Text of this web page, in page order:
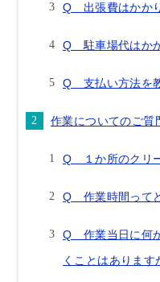
Q 出張費はかか
Q 駐車場代はか
Q 支払い方法を
作業についてのご質
Q １か所のクリ
Q 作業時間って
Q 作業当日に何
くことはあります